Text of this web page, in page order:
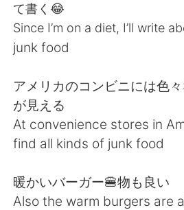
English
Español
Français Deutsch
日本語 한국어
て書く😂
Since I’m on a diet, I’ll write
junk food
アメリカのコンビニには色
が見える
At convenience stores in
find all kinds of junk food
暖かいバーガー🍔物も良い
Also the warm burgers are